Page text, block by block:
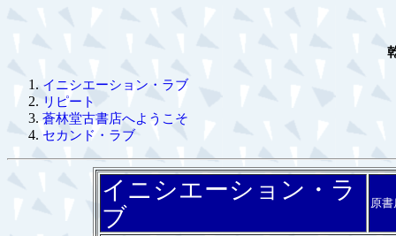
イニシエーション・ラブ
リピート
蒼林堂古書店へようこそ
セカンド・ラブ
イニシエーション・ラ
ブ
原書